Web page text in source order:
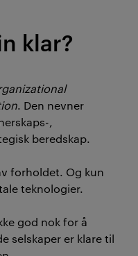
klar?
. Den nevner
,
beredskap.
forholdet. Og kun
teknologier.
god nok for å
selskaper er klare til